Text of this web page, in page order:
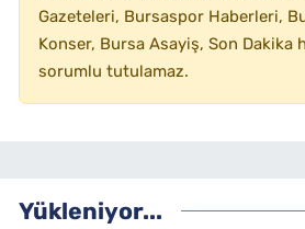
Gazeteleri, Bursaspor Haberleri,
Konser, Bursa Asayiş, Son Dakika
sorumlu tutulamaz.
Yükleniyor...